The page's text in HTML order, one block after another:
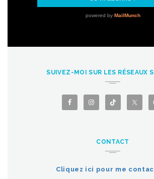
SUIVEZ-MOI SUR LES RÉSEAUX
CONTACT
Cliquez ici pour me